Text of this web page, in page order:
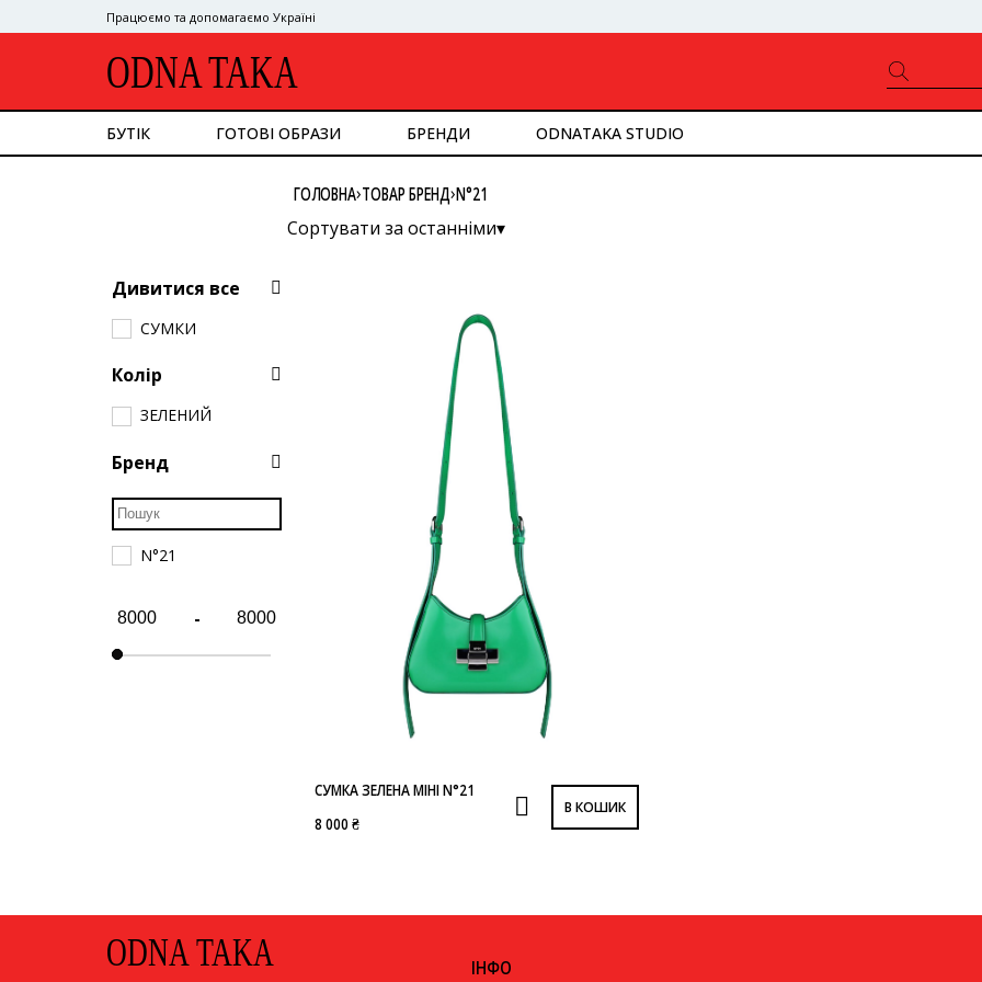
Працюємо та допомагаємо Україні
ODNA TAKA
БУТІК
НИЗ
СУМКИ
ВЗУТТЯ
АКСЕСУАРИ
GOOGLE
ГОТОВІ ОБРАЗИ БРЕНДИ ODNATAKA STUDIO
ГОЛОВНА›ТОВАР БРЕНД›N°21
Сортувати за останніми▾
Сортувати за ціною: від вищої до нижчої
СУМКА ЗЕЛЕНА МІНІ N°21
8 000 ₴
В КОШИК
Дивитися все
СУМКИ
Колір
ЗЕЛЕНИЙ
Бренд
N°21
-
ODNA TAKA ІНФО